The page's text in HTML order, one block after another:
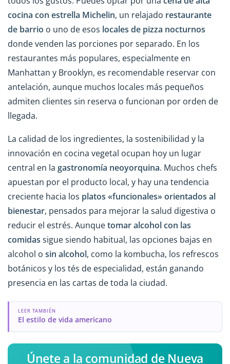
cocina con estrella Michelin, un relajado restaurante
de barrio o uno de esos locales de pizza nocturnos
donde venden las porciones por separado. En los
restaurantes más populares, especialmente en
Manhattan y Brooklyn, es recomendable reservar con
antelación, aunque muchos locales más pequeños
admiten clientes sin reserva o funcionan por orden de
llegada.
La calidad de los ingredientes, la sostenibilidad y la
innovación en cocina vegetal ocupan hoy un lugar
central en la gastronomía neoyorquina. Muchos chefs
apuestan por el producto local, y hay una tendencia
creciente hacia los platos «funcionales» orientados al
bienestar, pensados para mejorar la salud digestiva o
reducir el estrés. Aunquetomar alcohol con las
comidas sigue siendo habitual, las opciones bajas en
alcohol o sin alcohol, como la kombucha, los refrescos
botánicos y los tés de especialidad, están ganando
presencia en las cartas de toda la ciudad.
LEER TAMBIÉN
El estilo de vida americano
Únete a la comunidad de Nueva